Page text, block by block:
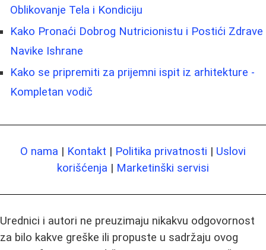
Oblikovanje Tela i Kondiciju
Kako Pronaći Dobrog Nutricionistu i Postići Zdrave
Navike Ishrane
Kako se pripremiti za prijemni ispit iz arhitekture -
Kompletan vodič
O nama | Kontakt | Politika privatnosti | Uslovi
korišćenja | Marketinški servisi
Urednici i autori ne preuzimaju nikakvu odgovornost
za bilo kakve greške ili propuste u sadržaju ovog